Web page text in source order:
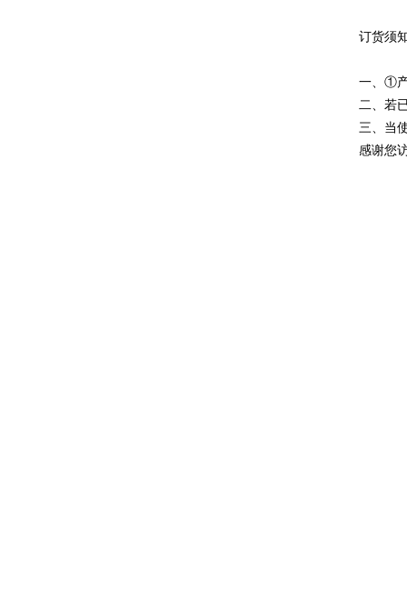
订货须
一、①
二、若
三、当
感谢您